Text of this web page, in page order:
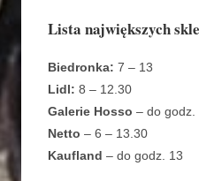
Lista największych
Biedronka: 7 – 13
Lidl: 8 – 12.30
Galerie Hosso – do godz.
Netto – 6 – 13.30
Kaufland – do godz. 13